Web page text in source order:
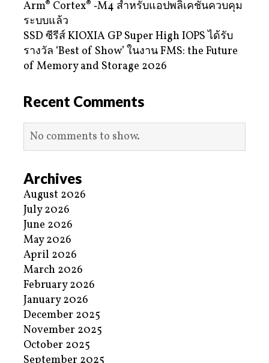
Arm® Cortex® ‑M4 สำหรับแอปพลิเคชันควบคุม
ระบบแล้ว
SSD ซีรีส์ KIOXIA GP Super High IOPS ได้รับ
รางวัล ‘Best of Show’ ในงาน FMS: the Future
of Memory and Storage 2026
Recent Comments
No comments to show.
Archives
August 2026
July 2026
June 2026
May 2026
April 2026
March 2026
February 2026
January 2026
December 2025
November 2025
October 2025